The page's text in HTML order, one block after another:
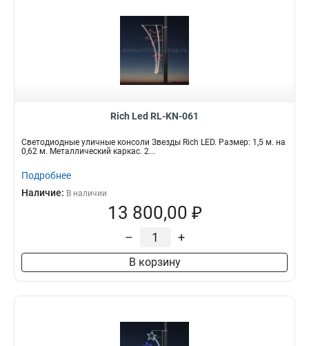
Rich Led RL-KN-061
Светодиодные уличные консоли Звезды Rich LED. Размер: 1,5 м. на
0,62 м. Металлический каркас. 2...
Подробнее
Наличие: В наличии
13 800,00 ₽
– +
В корзину